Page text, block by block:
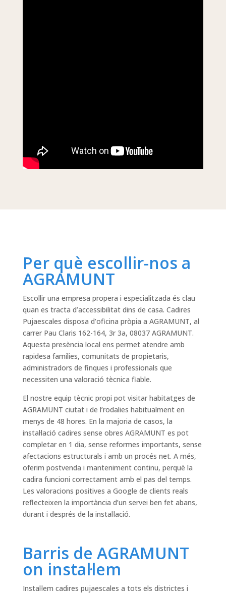
Per què escollir-nos a
AGRAMUNT
Escollir una empresa propera i especialitzada és clau
quan es tracta d’accessibilitat dins de casa. Cadires
Pujaescales disposa d’oficina pròpia a AGRAMUNT, al
carrer Pau Claris 162-164, 3r 3a, 08037 AGRAMUNT.
Aquesta presència local ens permet atendre amb
rapidesa famílies, comunitats de propietaris,
administradors de finques i professionals que
necessiten una valoració tècnica fiable.
El nostre equip tècnic propi pot visitar habitatges de
AGRAMUNT ciutat i de l’rodalies habitualment en
menys de 48 hores. En la majoria de casos, la
instal·lació cadires sense obres AGRAMUNT es pot
completar en 1 dia, sense reformes importants, sense
afectacions estructurals i amb un procés net. A més,
oferim postvenda i manteniment continu, perquè la
cadira funcioni correctament amb el pas del temps.
Les valoracions positives a Google de clients reals
reflecteixen la importància d’un servei ben fet abans,
durant i després de la instal·lació.
Barris de AGRAMUNT
on instal·lem
Instal·lem cadires pujaescales a tots els districtes i